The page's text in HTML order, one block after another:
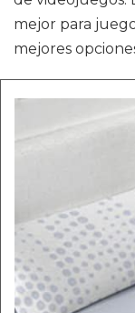
mejor para
mejores